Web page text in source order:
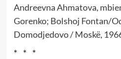
Andreevna Ahmatova,
Gorenko; Bolshoj Fontan/
Domodjedovo / Moskë,
* * *